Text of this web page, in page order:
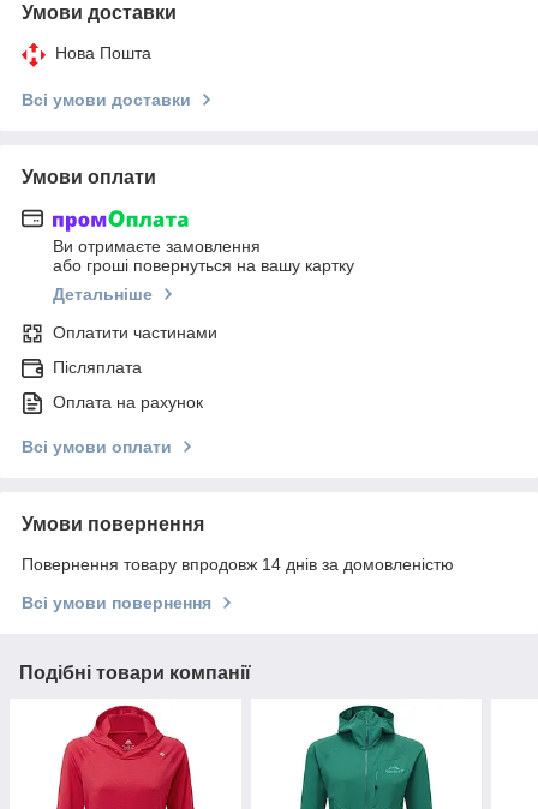
Умови доставки
Нова Пошта
Всі умови доставки
Умови оплати
Ви отримаєте замовлення
або гроші повернуться на вашу картку
Детальніше
Оплатити частинами
Післяплата
Оплата на рахунок
Всі умови оплати
Умови повернення
Повернення товару впродовж 14 днів за домовленістю
Всі умови повернення
Подібні товари компанії